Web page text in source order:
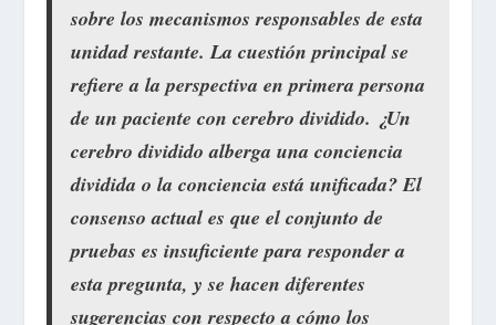
sobre los mecanismos responsables de esta
unidad restante. La cuestión principal se
refiere a la perspectiva en primera persona
de un paciente con cerebro dividido. ¿Un
cerebro dividido alberga una conciencia
dividida o la conciencia está unificada? El
consenso actual es que el conjunto de
pruebas es insuficiente para responder a
esta pregunta, y se hacen diferentes
sugerencias con respecto a cómo los